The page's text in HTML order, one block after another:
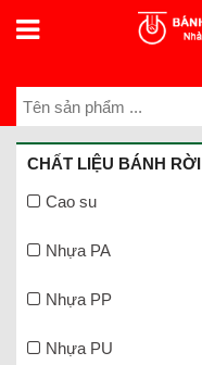
CHẤT LIỆU BÁNH RỜI
Cao su
Nhựa PA
Nhựa PP
Nhựa PU